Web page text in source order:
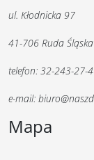
ul. Kłodnicka 97
41-706 Ruda Śląska
telefon: 32-243-27-
e-mail:
Mapa